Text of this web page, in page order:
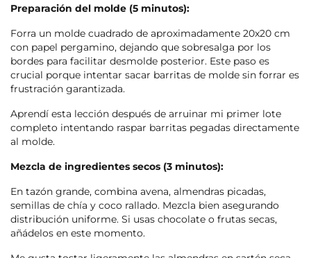
Preparación del molde (5 minutos):
Forra un molde cuadrado de aproximadamente 20x20 cm
con papel pergamino, dejando que sobresalga por los
bordes para facilitar desmolde posterior. Este paso es
crucial porque intentar sacar barritas de molde sin forrar es
frustración garantizada.
Aprendí esta lección después de arruinar mi primer lote
completo intentando raspar barritas pegadas directamente
al molde.
Mezcla de ingredientes secos (3 minutos):
En tazón grande, combina avena, almendras picadas,
semillas de chía y coco rallado. Mezcla bien asegurando
distribución uniforme. Si usas chocolate o frutas secas,
añádelos en este momento.